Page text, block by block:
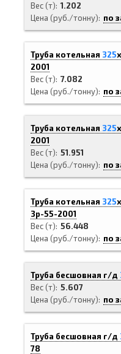
Вес (т) 1.202
Цена (руб./тонну)
по
Труба котельная 325х
2001
Вес (т) 7.082
Цена (руб./тонну)
по
Труба котельная 325х
2001
Вес (т) 51.951
Цена (руб./тонну)
по
Труба котельная 325х
3р-55-2001
Вес (т) 56.448
Цена (руб./тонну)
по
Труба бесшовная г/д
Вес (т) 5.607
Цена (руб./тонну)
по
Труба бесшовная г/д
78